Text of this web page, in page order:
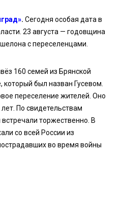
. Сегодня особая дата в
23 августа — годовщина
с переселенцами.
160 семей из Брянской
был назван Гусевом.
переселение жителей. Оно
По свидетельствам
торжественно. В
со всей России из
во время войны